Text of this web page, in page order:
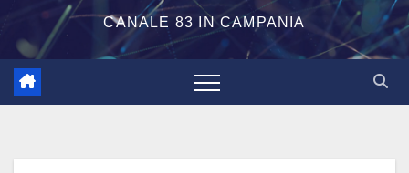
CANALE 83 IN CAMPANIA